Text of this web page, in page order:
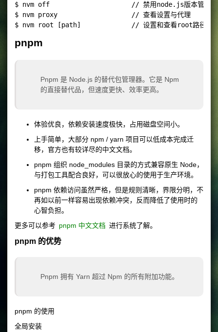
$ nvm off                     // 禁用node.js版本管理(不
$ nvm proxy                   // 查看设置与代理
pnpm
Pnpm 是 Node.js 的替代包管理器。它是 Npm
的直接替代品，但速度更快、效率更高。
体验优良，依赖安装速度极快，占用磁盘空间小。
上手简单，大部分 npm / yarn 项目可以低成本完成迁
移，官方也有较详尽的中文文档。
pnpm 组织 node_modules 目录的方式兼容原生 Node，
与打包工具配合良好，可以很放心的使用于生产环境。
pnpm 依赖访问虽然严格，但是规则清晰，界限分明，不
再如以前一样容易出现依赖冲突，反而降低了使用时的
心智负担。
更多可以参考 pnpm 中文文档 进行系统了解。
pnpm 的优势
Pnpm 拥有 Yarn 超过 Npm 的所有附加功能。
pnpm 的使用
全局安装